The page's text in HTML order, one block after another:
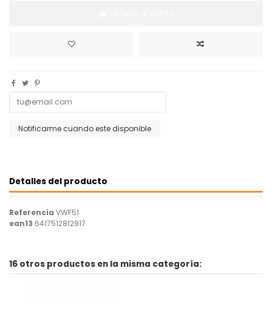
Detalles del producto
Referencia VWF51
ean13 6417512812917
16 otros productos en la misma categoría: